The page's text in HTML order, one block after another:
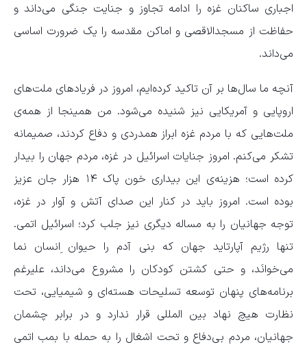
اجباری ساکنان غزه را ادامه تجاوز و جنایت جنگی می‌داند و
حفاظت از مسجدالاقصی و اماکن مقدسه را یک ضرورت اساسی
می‌داند.
آنچه ما سال‌ها بر آن تاکید کرده‌ایم، امروز در فریادهای ملت‌های
اروپایی و آمریکایی نیز شنیده می‌شود. من همینجا از همه‌ی
ملت‌هایی که با مردم غزه ابراز همدردی و دفاع کردند، صمیمانه
تشکر می‌کنم. امروز جنایات اسرائیل در غزه، مردم جهان را بیدار
کرده است؛ هزینه‌ی این بیداری خون پاک ۱۴ هزار جان عزیز
بوده است. امروز باید در کنار این صدای آتش و آوار در غزه،
توجه جهانیان را به مساله دیگری نیز جلب کرد؛ اسرائیل اتمی.
تنها رژیم آپارتاید جهان که بنی آدم را حیوان ِانسان نما
می‌خوانَد، و حتی کشتن کودکان را مشروع می‌داند، علیرغم
برنامه‌های پنهان توسعه تسلیحات هسته‌ای و شیمیایی، تحت
نظارت هیچ نهاد بین المللی قرار ندارد و در برابر چشمان
جهانیان، مردم بی‌دفاع و تحت اشغال را به حمله با بمب اتمی